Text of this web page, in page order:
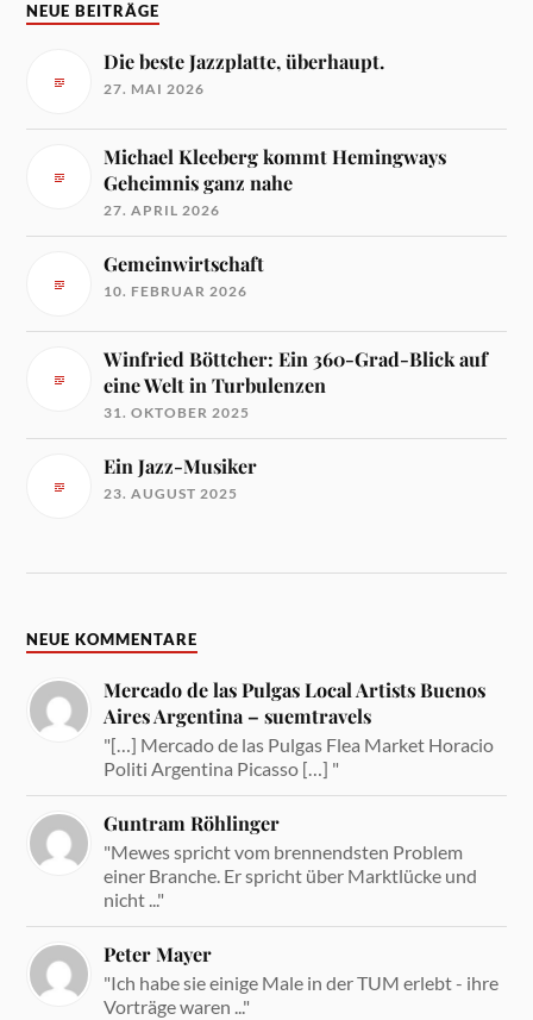
NEUE BEITRÄGE
Die beste Jazzplatte, überhaupt.
27. MAI 2026
Michael Kleeberg kommt Hemingways
Geheimnis ganz nahe
27. APRIL 2026
Gemeinwirtschaft
10. FEBRUAR 2026
Winfried Böttcher: Ein 360-Grad-Blick auf
eine Welt in Turbulenzen
31. OKTOBER 2025
Ein Jazz-Musiker
23. AUGUST 2025
NEUE KOMMENTARE
Mercado de las Pulgas Local Artists Buenos
Aires Argentina – suemtravels
"[…] Mercado de las Pulgas Flea Market Horacio
Politi Argentina Picasso […] "
Guntram Röhlinger
"Mewes spricht vom brennendsten Problem
einer Branche. Er spricht über Marktlücke und
nicht ..."
Peter Mayer
"Ich habe sie einige Male in der TUM erlebt - ihre
Vorträge waren ..."